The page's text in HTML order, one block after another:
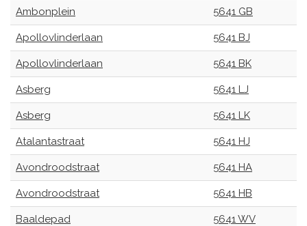
Ambonplein 5641 GB
Apollovlinderlaan 5641 BJ
Apollovlinderlaan 5641 BK
Asberg 5641 LJ
Asberg 5641 LK
Atalantastraat 5641 HJ
Avondroodstraat 5641 HA
Avondroodstraat 5641 HB
Baaldepad 5641 WV